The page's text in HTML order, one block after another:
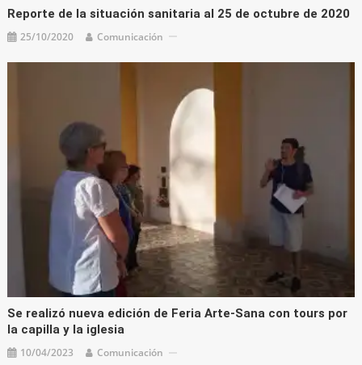
Reporte de la situación sanitaria al 25 de octubre de 2020
25/10/2020 Comunicación
Se realizó nueva edición de Feria Arte-Sana con tours por
la capilla y la iglesia
10/04/2023 Comunicación